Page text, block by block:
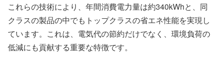
これらの技術により、年間消費電力量は約340kWhと、同
クラスの製品の中でもトップクラスの省エネ性能を実現し
ています。これは、電気代の節約だけでなく、環境負荷の
低減にも貢献する重要な特徴です。